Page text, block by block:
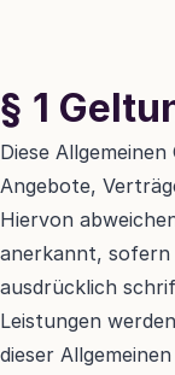
§ 1
Diese
Angebote,
Hiervon
anerkannt,
ausdrücklich
Leistungen
dieser